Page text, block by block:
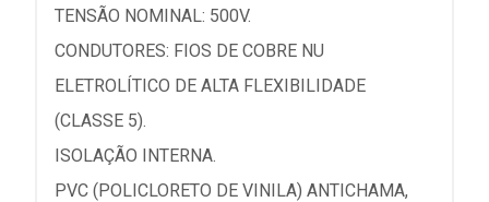
TENSÃO NOMINAL: 500V.
CONDUTORES: FIOS DE COBRE NU
ELETROLÍTICO DE ALTA FLEXIBILIDADE
(CLASSE 5).
ISOLAÇÃO INTERNA.
PVC (POLICLORETO DE VINILA) ANTICHAMA,